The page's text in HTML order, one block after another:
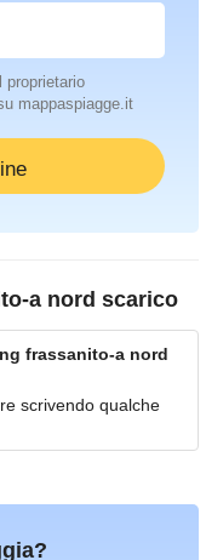
proprietario
mappaspiagge.it
a nord scarico
frassanito-a nord
scrivendo qualche